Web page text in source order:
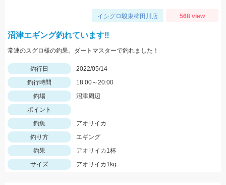
イシグロ駿東柿田川店 568 view
沼津エギング釣れています‼
常連のスグロ様の釣果。ダートマスターで釣れました！
釣行日
2022/05/14
釣行時間
18:00～20:00
釣場
沼津周辺
ポイント
釣魚
アオリイカ
釣り方
エギング
釣果
アオリイカ1杯
サイズ
アオリイカ1kg